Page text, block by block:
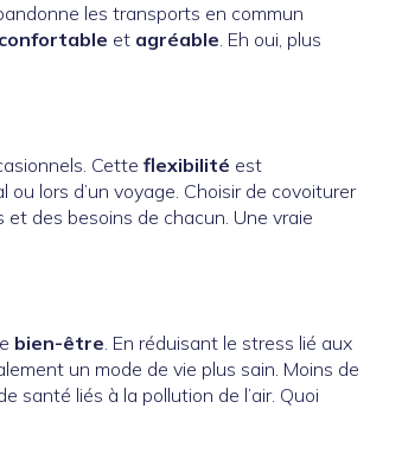
les transports en commun
confortable et agréable. Eh oui, plus
Cette flexibilité est
lors d’un voyage. Choisir de covoiturer
des besoins de chacun. Une vraie
bien-être. En réduisant le stress lié aux
un mode de vie plus sain. Moins de
santé liés à la pollution de l’air. Quoi